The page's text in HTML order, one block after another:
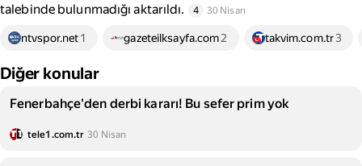
talebinde bulunmadığı aktarıldı.
4 30 Nisan
ntvspor.net1 gazeteilksayfa.com2 takvim.com.tr3
Diğer konular
Fenerbahçe'den derbi kararı! Bu sefer prim yok
tele1.com.tr 30 Nisan